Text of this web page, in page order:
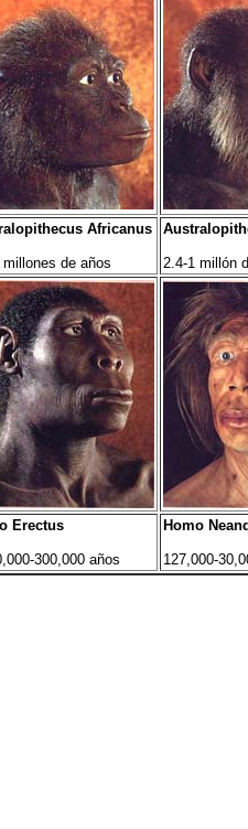
Africanus
millones de años 2.4-1 millón
Erectus
300,000 años
Homo
127,000-